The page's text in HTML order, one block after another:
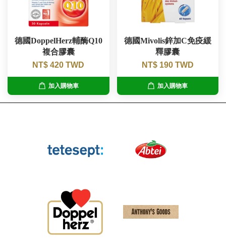
德國DoppelHerz輔酶Q10
複合膠囊
NT$ 420 TWD
加入購物車
德國Mivolis鋅加C免疫緩
釋膠囊
NT$ 190 TWD
加入購物車